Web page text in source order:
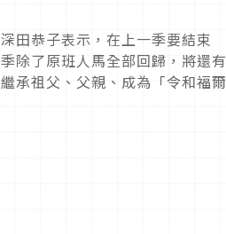
田恭子表示，在上一季要結束
除了原班人馬全部回歸，將還有
承祖父、父親、成為「令和福爾